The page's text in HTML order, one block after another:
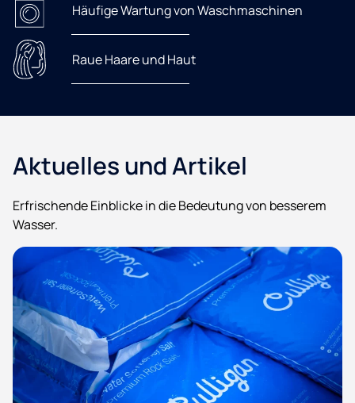
Häufige Wartung von Waschmaschinen
Raue Haare und Haut
Aktuelles und Artikel
Erfrischende Einblicke in die Bedeutung von besserem
Wasser.